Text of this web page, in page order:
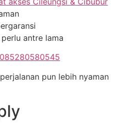
antre lama
085280580545
pun lebih nyaman